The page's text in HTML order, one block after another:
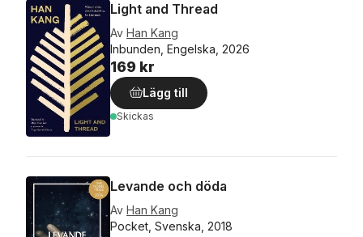
Light and Thread
Av Han Kang
Inbunden, Engelska, 2026
169 kr
Lägg till
Skickas
Levande och döda
Av Han Kang
Pocket, Svenska, 2018